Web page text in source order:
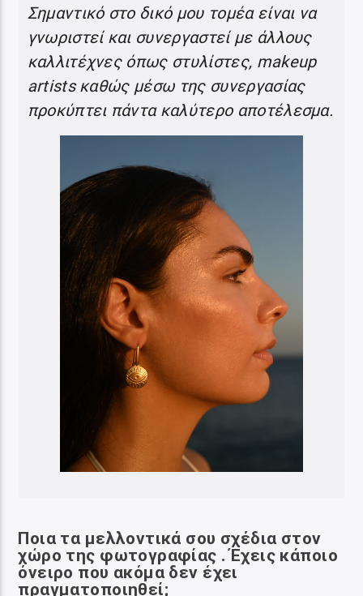
Σημαντικό στο δικό μου τομέα είναι να
γνωριστεί και συνεργαστεί με άλλους
καλλιτέχνες όπως στυλίστες, makeup
artists καθώς μέσω της συνεργασίας
προκύπτει πάντα καλύτερο αποτέλεσμα.
Ποια τα μελλοντικά σου σχέδια στον
χώρο της φωτογραφίας . Έχεις κάποιο
όνειρο που ακόμα δεν έχει
πραγματοποιηθεί;